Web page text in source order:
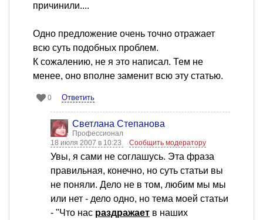
причинили....
Одно предложение очень точно отражает
всю суть подобных проблем.
К сожалению, не я это написал. Тем не
менее, оно вполне заменит всю эту статью.
0 Ответить
Светлана Степанова
Профессионал
18 июля 2007 в 10:23
Сообщить модератору
Увы, я сами не соглашусь. Эта фраза
правильная, конечно, но суть статьи вы
не поняли. Дело не в том, любим мы мы
или нет - дело одно, но тема моей статьи
- "Что нас раздражает в наших